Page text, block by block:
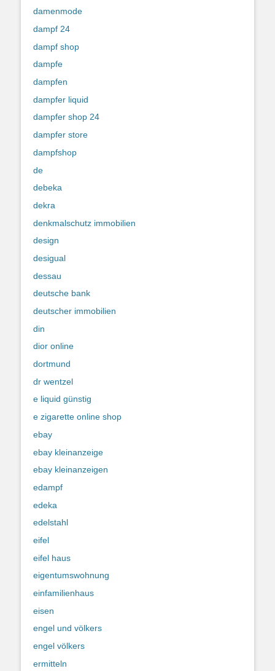
damenmode
dampf 24
dampf shop
dampfe
dampfen
dampfer liquid
dampfer shop 24
dampfer store
dampfshop
de
debeka
dekra
denkmalschutz immobilien
design
desigual
dessau
deutsche bank
deutscher immobilien
din
dior online
dortmund
dr wentzel
e liquid günstig
e zigarette online shop
ebay
ebay kleinanzeige
ebay kleinanzeigen
edampf
edeka
edelstahl
eifel
eifel haus
eigentumswohnung
einfamilienhaus
eisen
engel und völkers
engel völkers
ermitteln